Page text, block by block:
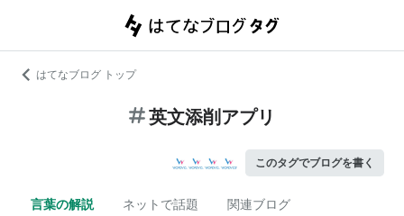
はてなブログ トップ
英文添削アプリ
このタグでブログを書く
言葉の解説 ネットで話題 関連ブログ